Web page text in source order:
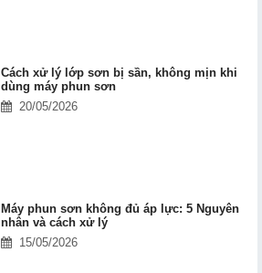
Cách xử lý lớp sơn bị sần, không mịn khi
dùng máy phun sơn
20/05/2026
Máy phun sơn không đủ áp lực: 5 Nguyên
nhân và cách xử lý
15/05/2026